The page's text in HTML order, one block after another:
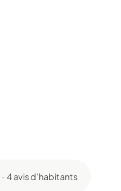
4 avis d'habitants